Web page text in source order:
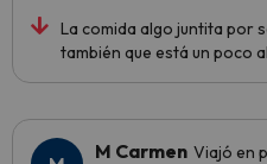
La comida algo juntita por
también que está un poco
M Carmen Viajó en